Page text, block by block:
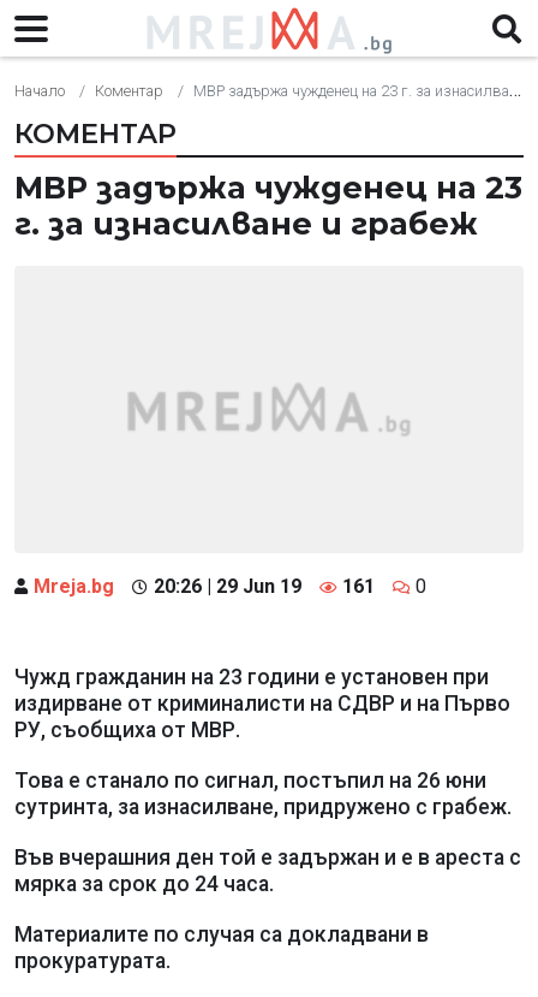
Начало Коментар МВР задържа чужденец на 23 г. за изнасилване и грабеж
КОМЕНТАР
МВР задържа чужденец на 23
г. за изнасилване и грабеж
Mreja.bg 20:26 | 29 Jun 19 161 0
Чужд гражданин на 23 години е установен при
издирване от криминалисти на СДВР и на Първо
РУ, съобщиха от МВР.
Това е станало по сигнал, постъпил на 26 юни
сутринта, за изнасилване, придружено с грабеж.
Във вчерашния ден той е задържан и е в ареста с
мярка за срок до 24 часа.
Материалите по случая са докладвани в
прокуратурата.